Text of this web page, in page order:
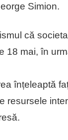
Simion.
că
18 mai, în
înțeleaptă
resursele